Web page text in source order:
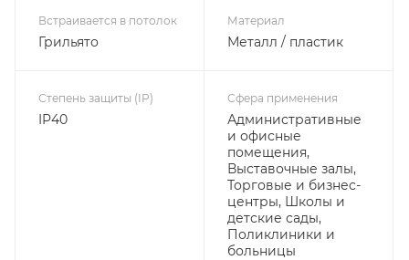
Встраивается в потолок
Грильято
Материал
Металл / пластик
Степень защиты (IP)
IP40
Сфера применения
Административные
и офисные
помещения,
Выставочные залы,
Торговые и бизнес-
центры, Школы и
детские сады,
Поликлиники и
больницы